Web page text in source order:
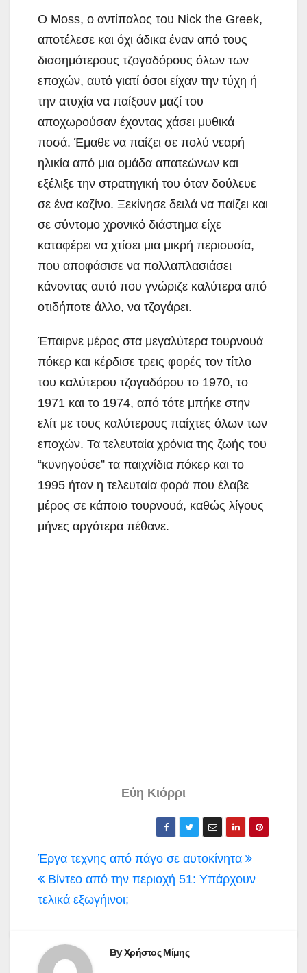
Ο Moss, ο αντίπαλος του Nick the Greek,
απoτέλεσε και όχι άδικα έναν από τους
διασημότερους τζογαδόρους όλων των
εποχών, αυτό γιατί όσοι είχαν την τύχη ή
την ατυχία να παίξουν μαζί του
αποχωρούσαν έχοντας χάσει μυθικά
ποσά. Έμαθε να παίζει σε πολύ νεαρή
ηλικία από μια ομάδα απατεώνων και
εξέλιξε την στρατηγική του όταν δούλευε
σε ένα καζίνο. Ξεκίνησε δειλά να παίζει και
σε σύντομο χρονικό διάστημα είχε
καταφέρει να χτίσει μια μικρή περιουσία,
που αποφάσισε να πολλαπλασιάσει
κάνοντας αυτό που γνώριζε καλύτερα από
οτιδήποτε άλλο, να τζογάρει.
Έπαιρνε μέρος στα μεγαλύτερα τουρνουά
πόκερ και κέρδισε τρεις φορές τον τίτλο
του καλύτερου τζογαδόρου το 1970, το
1971 και το 1974, από τότε μπήκε στην
ελίτ με τους καλύτερους παίχτες όλων των
εποχών. Τα τελευταία χρόνια της ζωής του
“κυνηγούσε” τα παιχνίδια πόκερ και το
1995 ήταν η τελευταία φορά που έλαβε
μέρος σε κάποιο τουρνουά, καθώς λίγους
μήνες αργότερα πέθανε.
Εύη Κιόρρι
Πλοήγηση
άρθρων
Έργα τεχνης από πάγο σε αυτοκίνητα
Βίντεο από την περιοχή 51: Υπάρχουν
τελικά εξωγήινοι;
ByΧρήστος Μίμης